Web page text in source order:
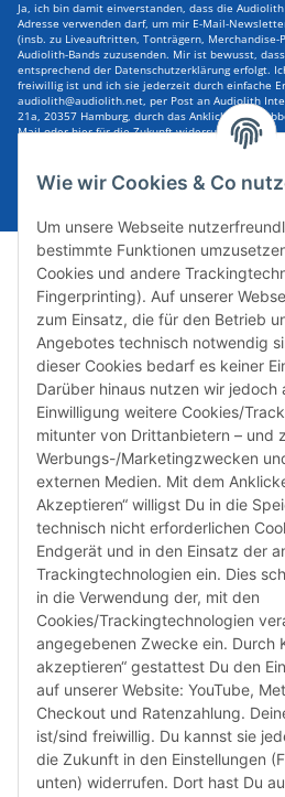
Wie wir Cookies & Co
Um unsere Webseite
bestimmte Funktionen
Cookies und andere
Fingerprinting). Auf unserer
zum Einsatz, die für den Betrieb
Angebotes technisch notwendig
dieser Cookies bedarf es keiner
Darüber hinaus nutzen wir jedoch
Einwilligung weitere Cookies/
mitunter von Drittanbietern – und
Werbungs-/Marketingzwecken
externen Medien. Mit dem
Akzeptieren“ willigst Du in die
technisch nicht erforderlichen
Endgerät und in den Einsatz der
Trackingtechnologien ein. Dies
in die Verwendung der, mit den
Cookies/Trackingtechnologien
angegebenen Zwecke ein. Durch
akzeptieren“ gestattest Du den
auf unserer Website: YouTube,
Checkout und Ratenzahlung.
ist/sind freiwillig. Du kannst sie
die Zukunft in den Einstellungen
unten) widerrufen. Dort hast Du
Ja, ich bin damit einverstanden, dass die
Adresse verwenden darf, um mir E-Mail-
(insb. zu Liveauftritten, Tonträgern, Merchandise-
Audiolith-Bands zuzusenden. Mir ist bewusst,
entsprechend der Datenschutzerklärung erfolgt.
freiwillig ist und ich sie jederzeit durch einfache
audiolith@audiolith.net, per Post an Audiolith
21a, 20357 Hamburg, durch das Anklicken des
Mail oder hier für die Zukunft widerrufen kann.
Susannenstraße 21a, DE-20357
Tel: +49 (0)40 432 76 990
Email:
shop@audiolith.net
Servicezeiten (Mo.-Fr.) 11:00 -
Bitte habe Verständnis dafür, dass
den oben genannten
kontaktieren kannst.
facebookyoutubeinstagram
tiktok
Informationen